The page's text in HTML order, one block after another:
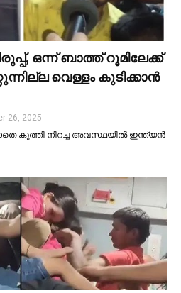
ഒന്ന് ബാത്ത് റൂമിലേക്ക്
വെള്ളം കുടിക്കാന്‍
26, 2025
കുത്തി നിറച്ച അവസ്ഥയില്‍ ഇന്ത്യന്‍